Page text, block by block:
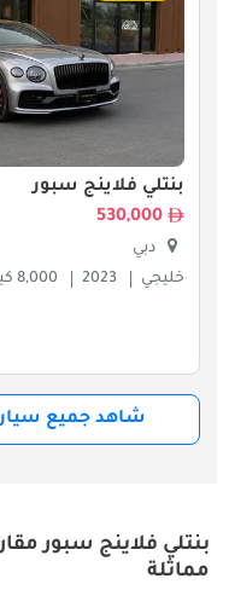
بنتلي فلاينج سبور
530,000
دبي
خليجي
2023 8,000 كيلومتر
شاهد جميع
بنتلي فلاينج سبور
مماثلة